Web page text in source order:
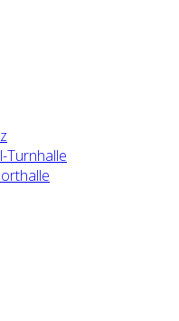
Turnhalle